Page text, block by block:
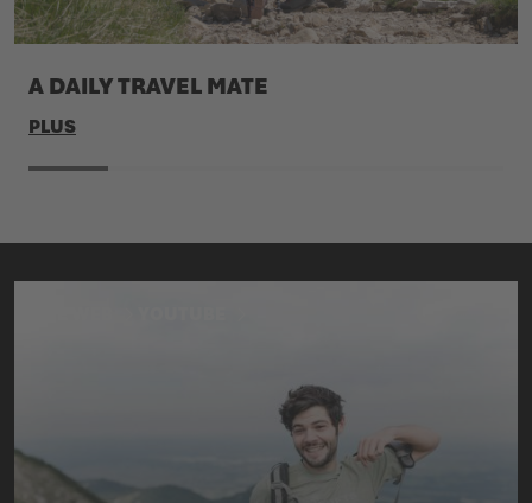
A DAILY TRAVEL MATE
PLUS